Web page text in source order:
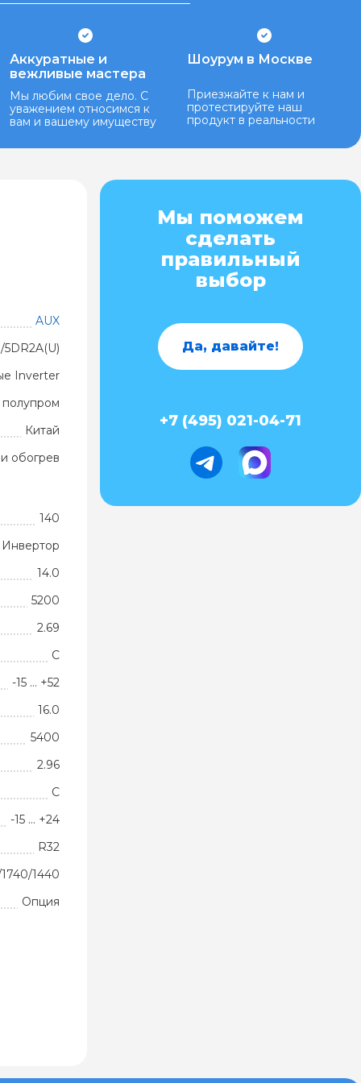
Аккуратные и
вежливые мастера
Мы любим свое дело. С
уважением относимся к
вам и вашему имуществу
Шоурум в Москве
Приезжайте к нам и
протестируйте наш
продукт в реальности
AUX
Inverter
Китай
обогрев
140
Инвертор
14.0
5200
2.69
C
-15 … +52
16.0
5400
2.96
C
-15 … +24
R32
1440
Опция
Мы поможем
сделать
правильный
выбор
Да, давайте!
+7 (495) 021-04-71